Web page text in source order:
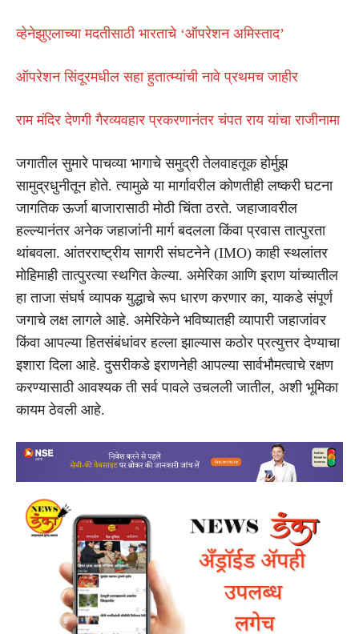
व्हेनेझुएलाच्या मदतीसाठी भारताचे ‘ऑपरेशन अमिस्ताद’
ऑपरेशन सिंदूरमधील सहा हुतात्म्यांची नावे प्रथमच जाहीर
राम मंदिर देणगी गैरव्यवहार प्रकरणानंतर चंपत राय यांचा राजीनामा
जगातील सुमारे पाचव्या भागाचे समुद्री तेलवाहतूक होर्मुझ
सामुद्रधुनीतून होते. त्यामुळे या मार्गावरील कोणतीही लष्करी घटना
जागतिक ऊर्जा बाजारासाठी मोठी चिंता ठरते. जहाजावरील
हल्ल्यानंतर अनेक जहाजांनी मार्ग बदलला किंवा प्रवास तात्पुरता
थांबवला. आंतरराष्ट्रीय सागरी संघटनेने (IMO) काही स्थलांतर
मोहिमाही तात्पुरत्या स्थगित केल्या. अमेरिका आणि इराण यांच्यातील
हा ताजा संघर्ष व्यापक युद्धाचे रूप धारण करणार का, याकडे संपूर्ण
जगाचे लक्ष लागले आहे. अमेरिकेने भविष्यातही व्यापारी जहाजांवर
किंवा आपल्या हितसंबंधांवर हल्ला झाल्यास कठोर प्रत्युत्तर देण्याचा
इशारा दिला आहे. दुसरीकडे इराणनेही आपल्या सार्वभौमत्वाचे रक्षण
करण्यासाठी आवश्यक ती सर्व पावले उचलली जातील, अशी भूमिका
कायम ठेवली आहे.